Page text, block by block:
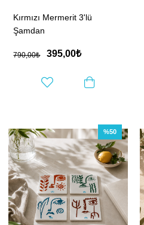
Kırmızı Mermerit 3'lü
Şamdan
395,00₺
790,00₺
%50